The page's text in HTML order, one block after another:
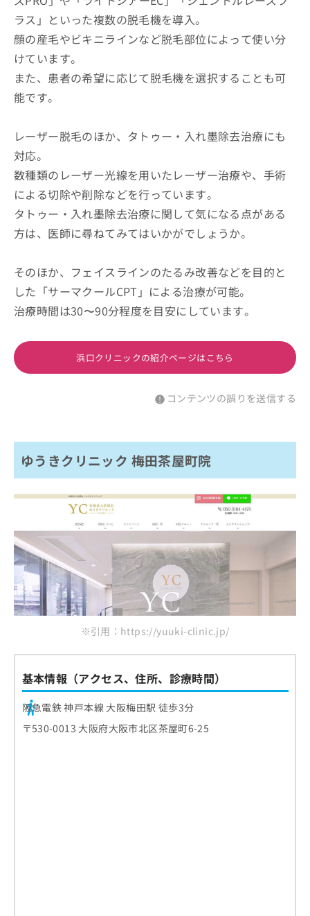
ラス」といった複数の脱毛機を導入。
顔の産毛やビキニラインなど脱毛部位によって使い分
けています。
また、患者の希望に応じて脱毛機を選択することも可
能です。
レーザー脱毛のほか、タトゥー・入れ墨除去治療にも
対応。
数種類のレーザー光線を用いたレーザー治療や、手術
による切除や削除などを行っています。
タトゥー・入れ墨除去治療に関して気になる点がある
方は、医師に尋ねてみてはいかがでしょうか。
そのほか、フェイスラインのたるみ改善などを目的と
した「サーマクールCPT」による治療が可能。
治療時間は30〜90分程度を目安にしています。
浜口クリニックの紹介ページはこちら
コンテンツの誤りを送信する
ゆうきクリニック 梅田茶屋町院
※引用：https://yuuki-clinic.jp/
基本情報（アクセス、住所、診療時間）
阪急電鉄 神戸本線 大阪梅田駅 徒歩3分
〒530-0013 大阪府大阪市北区茶屋町6-25